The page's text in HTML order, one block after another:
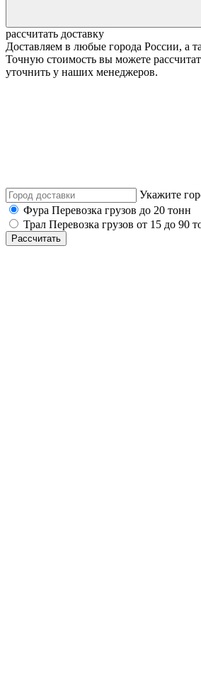
рассчитать доставку
Доставляем в любые города России, а
Точную стоимость вы можете
уточнить у наших менеджеров.
Укажите
Фура Перевозка грузов до 20 тонн
Трал Перевозка грузов от 15 до 90
Рассчитать